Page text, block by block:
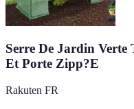
Serre De Jardin Verte
Et Porte Zipp?E
Rakuten FR